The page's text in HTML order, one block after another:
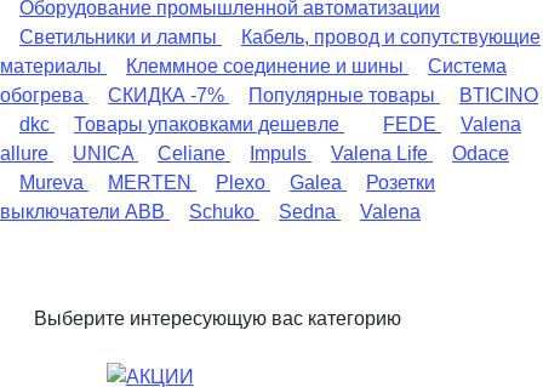
Оборудование промышленной автоматизации
Светильники и лампы
Кабель, провод и сопутствующие
материалы
Клеммное соединение и шины
Система
обогрева
СКИДКА -7% Популярные товары
BTICINO
dkc
Товары упаковками дешевле FEDE
Valena
allure
UNICA Celiane Impuls Valena Life
Odace
Mureva
MERTEN Plexo Galea
Розетки
выключатели ABB
Schuko Sedna Valena
Выберите интересующую вас категорию